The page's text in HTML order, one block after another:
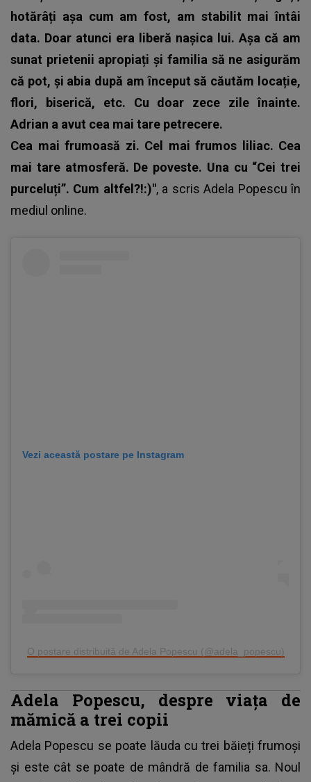
hotărâți așa cum am fost, am stabilit mai întâi
data. Doar atunci era liberă nașica lui. Așa că am
sunat prietenii apropiați și familia să ne asigurăm
că pot, și abia după am început să căutăm locație,
flori, biserică, etc. Cu doar zece zile înainte.
Adrian a avut cea mai tare petrecere.
Cea mai frumoasă zi. Cel mai frumos liliac. Cea
mai tare atmosferă. De poveste. Una cu “Cei trei
purceluți”. Cum altfel?!:)", a scrisAdela Popescu în
mediul online.
Vezi această postare pe Instagram
O postare distribuită de Adela Popescu (@adela_popescu)
Adela Popescu, despre viața de
mămică a trei copii
Adela Popescu se poate lăuda cu trei băieți frumoși
și este cât se poate de mândră de familia sa. Noul